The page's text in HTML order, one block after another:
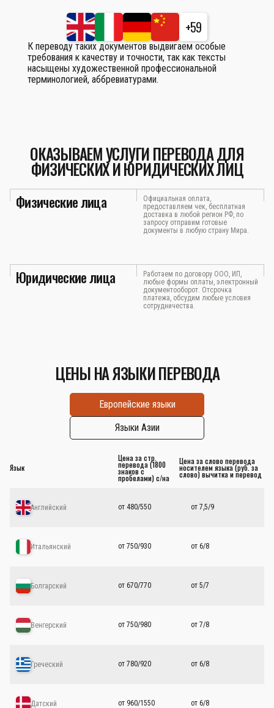
+59
К переводу таких документов выдвигаем особые
требования к качеству и точности, так как тексты
насыщены художественной профессиональной
терминологией, аббревиатурами.
ОКАЗЫВАЕМ УСЛУГИ ПЕРЕВОДА ДЛЯ
ФИЗИЧЕСКИХ И ЮРИДИЧЕСКИХ ЛИЦ
Физические лица
Официальная оплата,
предоставляем чек, бесплатная
доставка в любой регион РФ, по
запросу отправим готовые
документы в любую страну Мира.
Юридические лица
Работаем по договору ООО, ИП,
любые формы оплаты, электронный
документооборот. Отсрочка
платежа, обсудим любые условия
сотрудничества.
ЦЕНЫ НА ЯЗЫКИ ПЕРЕВОДА
Европейские языки
Языки Азии
Язык
Цена за стр.
перевода (1800
знаков с
пробелами) с/на
Цена за слово перевода
носителем языка (руб. за
слово) вычитка и перевод
Английский от 480/550 от 7,5/9
Итальянский от 750/930 от 6/8
Болгарский от 670/770 от 5/7
Венгерский от 750/980 от 7/8
Греческий от 780/920 от 6/8
Датский от 960/1550 от 6/8